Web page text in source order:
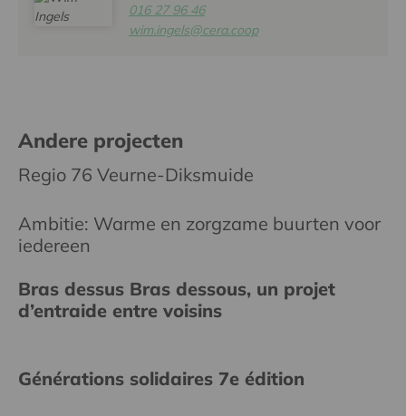
016 27 96 46
wim.ingels@cera.coop
Andere projecten
Regio 76 Veurne-Diksmuide
Ambitie: Warme en zorgzame buurten voor
iedereen
Bras dessus Bras dessous, un projet
d’entraide entre voisins
Générations solidaires 7e édition